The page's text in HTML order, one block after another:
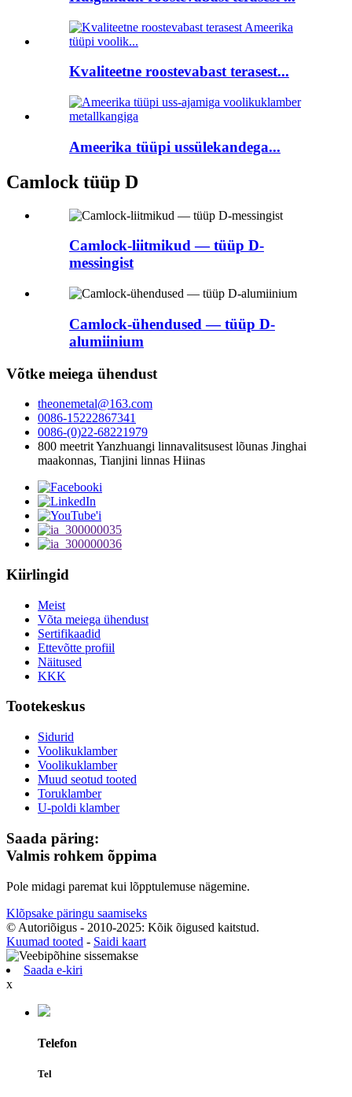
Kvaliteetne roostevabast terasest...
Ameerika tüüpi ussülekandega...
Camlock tüüp D
Camlock-liitmikud — tüüp D-
messingist
Camlock-ühendused — tüüp D-
alumiinium
Võtke meiega ühendust
theonemetal@163.com
0086-15222867341
0086-(0)22-68221979
800 meetrit Yanzhuangi linnavalitsusest lõunas Jinghai
maakonnas, Tianjini linnas Hiinas
Kiirlingid
Meist
Võta meiega ühendust
Sertifikaadid
Ettevõtte profiil
Näitused
KKK
Tootekeskus
Sidurid
Voolikuklamber
Voolikuklamber
Muud seotud tooted
Toruklamber
U-poldi klamber
Saada päring:
Valmis rohkem õppima
Pole midagi paremat kui lõpptulemuse nägemine.
Klõpsake päringu saamiseks
© Autoriõigus - 2010-2025: Kõik õigused kaitstud.
Kuumad tooted - Saidi kaart
Saada e-kiri
x
Telefon
Tel